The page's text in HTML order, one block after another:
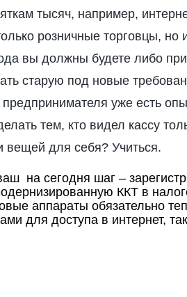
тысяч, например,
розничные торговцы, но
вы должны будете либо
старую под новые
предпринимателя уже есть
тем, кто видел кассу
вещей для себя? Учиться.
на сегодня шаг –
ККТ в
аппараты обязательно
для доступа в интернет,